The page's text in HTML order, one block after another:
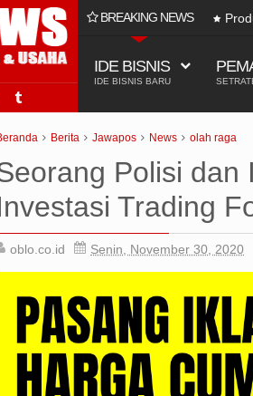
BREAKING NEWS
Produk Afiliasi Tiktok Shop
IDE BISNIS
IDE BISNIS BARU
Berita Jawapos News olah raga
Polisi dan
Trading
oblo.co.id Senin, November 30, 2020